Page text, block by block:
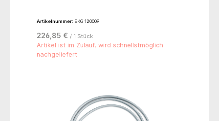
Artikelnummer: EKG 120009
226,85 € / 1 Stück
Artikel ist im Zulauf, wird schnellstmöglich
nachgeliefert